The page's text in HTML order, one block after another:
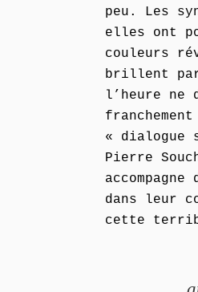
peu. Les
elles ont
couleurs
brillent
l’heure ne
« dialogue
Pierre
dans leur
cette